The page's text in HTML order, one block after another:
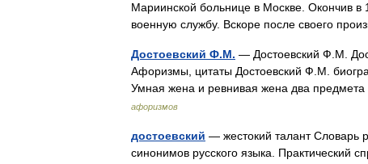
Мариинской больнице в Москве. Окончив в
военную службу. Вскоре после своего
Достоевский Ф.М. — Достоевский Ф.М.
Афоризмы, цитаты Достоевский Ф.М.
Умная жена и ревнивая жена два
афоризмов
достоевский — жестокий талант Словарь
синонимов русского языка. Практический